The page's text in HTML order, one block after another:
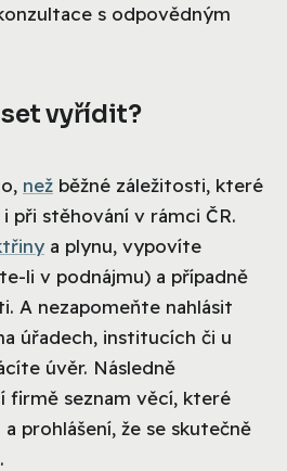
s odpovědným
vyřídit?
než běžné záležitosti, které
při stěhování v rámci ČR.
a plynu, vypovíte
li v podnájmu) a případně
A nezapomeňte nahlásit
úřadech, institucích či u
úvěr. Následně
firmě seznam věcí, které
prohlášení, že se skutečně